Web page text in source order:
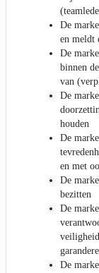
De
en meldt
De
binnen
van
De
houden
De
en met
De
bezitten
De
De